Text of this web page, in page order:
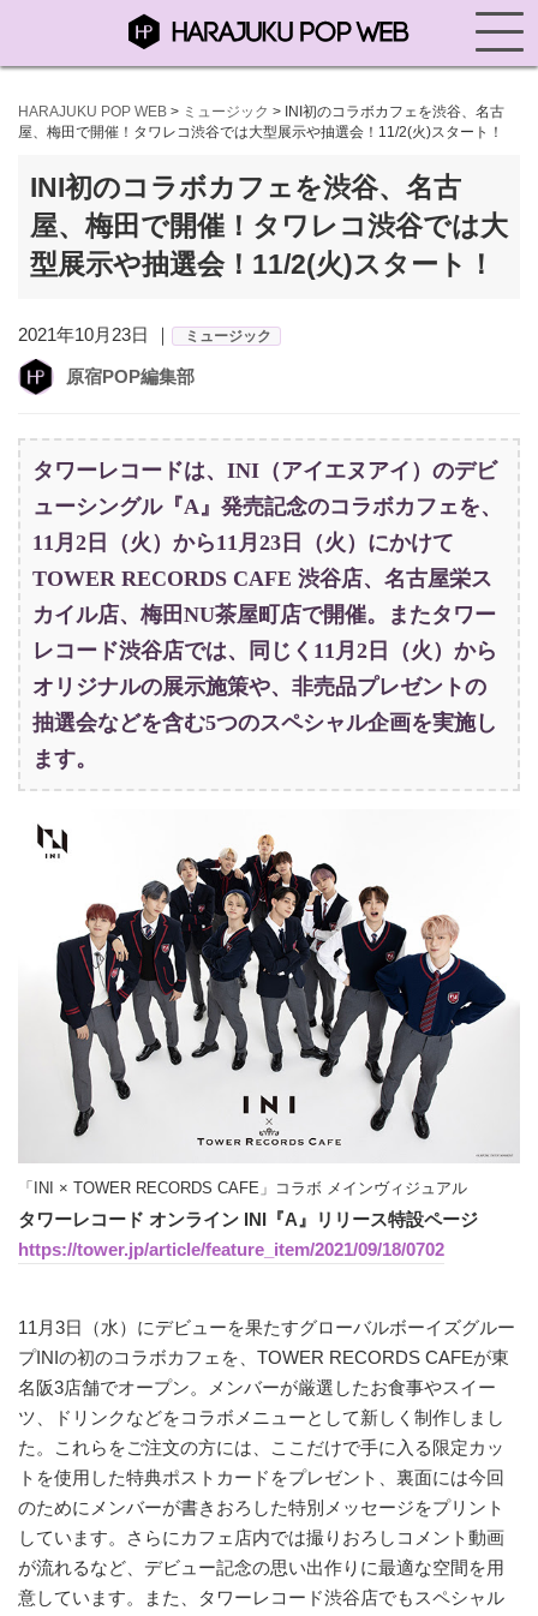
HARAJUKU POP WEB > ミュージック > INI初のコラボカフェを渋谷、名古
屋、梅田で開催！タワレコ渋谷では大型展示や抽選会！11/2(火)スタート！
INI初のコラボカフェを渋谷、名古
屋、梅田で開催！タワレコ渋谷では大
型展示や抽選会！11/2(火)スタート！
2021年10月23日 ｜ ミュージック
原宿POP編集部
タワーレコードは、INI（アイエヌアイ）のデビ
ューシングル『A』発売記念のコラボカフェを、
11月2日（火）から11月23日（火）にかけて
TOWER RECORDS CAFE 渋谷店、名古屋栄ス
カイル店、梅田NU茶屋町店で開催。またタワー
レコード渋谷店では、同じく11月2日（火）から
オリジナルの展示施策や、非売品プレゼントの
抽選会などを含む5つのスペシャル企画を実施し
ます。
「INI × TOWER RECORDS CAFE」コラボ メインヴィジュアル
タワーレコード オンライン INI『A』リリース特設ページ
https://tower.jp/article/feature_item/2021/09/18/0702
11月3日（水）にデビューを果たすグローバルボーイズグルー
プINIの初のコラボカフェを、TOWER RECORDS CAFEが東
名阪3店舗でオープン。メンバーが厳選したお食事やスイー
ツ、ドリンクなどをコラボメニューとして新しく制作しまし
た。これらをご注文の方には、ここだけで手に入る限定カッ
トを使用した特典ポストカードをプレゼント、裏面には今回
のためにメンバーが書きおろした特別メッセージをプリント
しています。さらにカフェ店内では撮りおろしコメント動画
が流れるなど、デビュー記念の思い出作りに最適な空間を用
意しています。また、タワーレコード渋谷店でもスペシャル